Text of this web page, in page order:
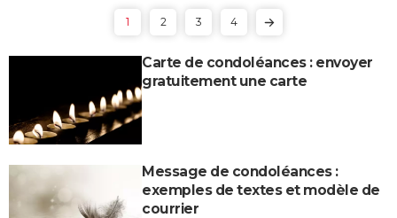
1 2 3 4
Carte de condoléances : envoyer
gratuitement une carte
Message de condoléances :
exemples de textes et modèle de
courrier